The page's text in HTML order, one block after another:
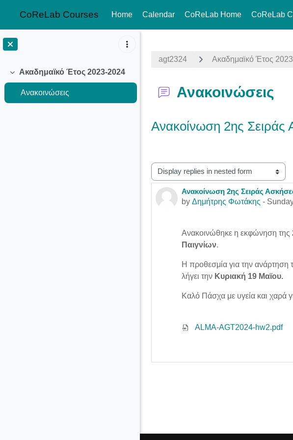
CoReLab Courses Home Calendar CoReLab Home CoReLab
Collapse
Ακαδημαϊκό Έτος 2023-2024
Ανακοινώσεις
agt2324 Ακαδημαϊκό Έτος
Ανακοινώσεις
Ανακοίνωση 2ης Σειράς
Display mode
Ανακοίνωση 2ης Σειράς
by Δημήτρης Φωτάκης -
Number of replies: 0
Ανακοινώθηκε η εκφώνηση της
Παιγνίων.
Η προθεσμία για την
λήγει την Κυριακή 19 Μαϊου.
Καλό Πάσχα με υγεία και χαρά
ALMA-AGT2024-hw2.pdf